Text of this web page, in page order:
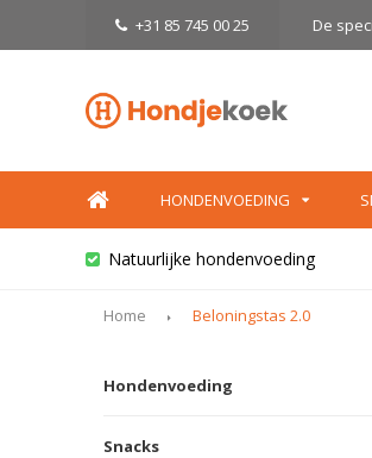
+31 85 745 00 25 De
HONDENVOEDING
Natuurlijke hondenvoeding
Home Beloningstas 2.0
Hondenvoeding
Snacks